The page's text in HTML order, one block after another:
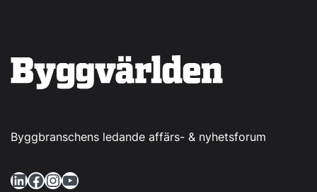
Byggbranschens ledande affärs- & nyhetsforum
LinkedIn Facebook InstagramYouTube